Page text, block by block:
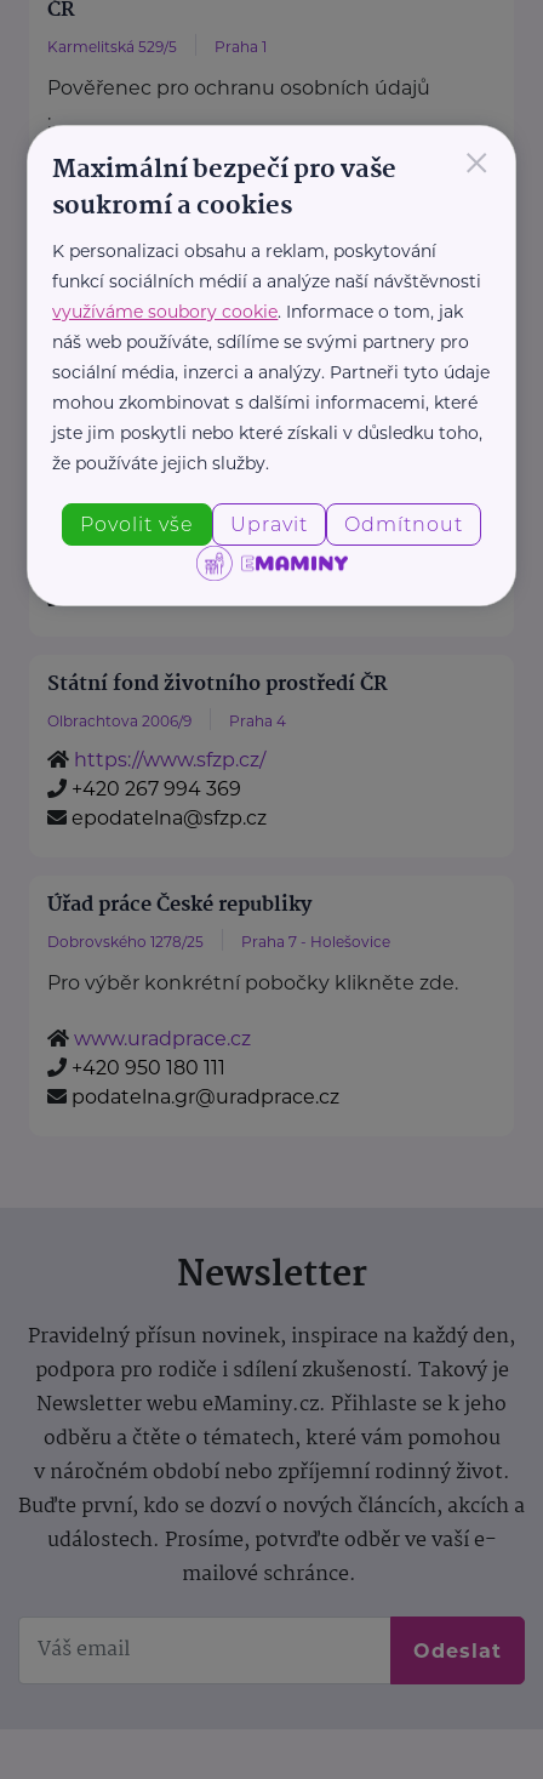
ČR
Karmelitská 529/5 Praha 1
Pověřenec pro ochranu osobních údajů
:
Mgr. Šárka Jílková,
+420 234 811 105, gdpr@msmt.cz
oznamovatelů
: Mgr. ...
https://www.msmt.cz/
+420 234 811 111
posta@msmt.cz
Loretánské náměstí 5 Praha 1 – Hradčany
https://www.mzv.cz/
Státní fond životního prostředí ČR
Olbrachtova 2006/9 Praha 4
https://www.sfzp.cz/
+420 267 994 369
epodatelna@sfzp.cz
Úřad práce České republiky
Dobrovského 1278/25 Praha 7 - Holešovice
Pro výběr konkrétní pobočky klikněte zde.
www.uradprace.cz
+420 950 180 111
podatelna.gr@uradprace.cz
Newsletter
Pravidelný přísun novinek, inspirace na každý den,
podpora pro rodiče i sdílení zkušeností. Takový je
Newsletter webu eMaminy.cz. Přihlaste se k jeho
odběru a čtěte o tématech, které vám pomohou
v náročném období nebo zpříjemní rodinný život.
Buďte první, kdo se dozví o nových článcích, akcích a
událostech. Prosíme, potvrďte odběr ve vaší e-
mailové schránce.
Odeslat
×
Maximální bezpečí pro vaše
soukromí a cookies
K personalizaci obsahu a reklam, poskytování
funkcí sociálních médií a analýze naší návštěvnosti
využíváme soubory cookie. Informace o tom, jak
náš web používáte, sdílíme se svými partnery pro
sociální média, inzerci a analýzy. Partneři tyto údaje
mohou zkombinovat s dalšími informacemi, které
jste jim poskytli nebo které získali v důsledku toho,
že používáte jejich služby.
Povolit vše Upravit Odmítnout